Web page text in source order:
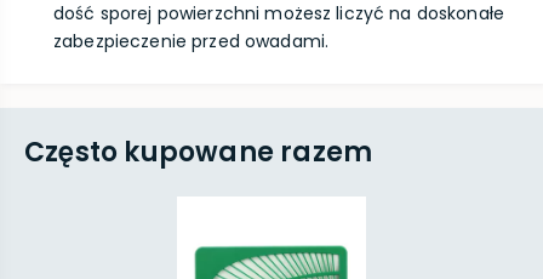
dość sporej powierzchni możesz liczyć na doskonałe
zabezpieczenie przed owadami.
Często kupowane razem